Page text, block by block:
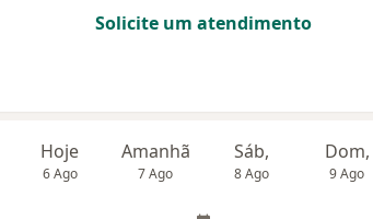
Solicite um atendimento
Hoje
6 Ago
Amanhã
7 Ago
Sáb,
8 Ago
Dom,
9 Ago